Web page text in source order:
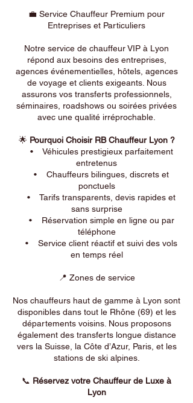
💼 Service Chauffeur Premium pour
Entreprises et Particuliers
Notre service de chauffeur VIP à Lyon
répond aux besoins des entreprises,
agences événementielles, hôtels, agences
de voyage et clients exigeants. Nous
assurons vos transferts professionnels,
séminaires, roadshows ou soirées privées
avec une qualité irréprochable.
🌟 Pourquoi Choisir RB Chauffeur Lyon ?
• Véhicules prestigieux parfaitement
entretenus
• Chauffeurs bilingues, discrets et
ponctuels
• Tarifs transparents, devis rapides et
sans surprise
• Réservation simple en ligne ou par
téléphone
• Service client réactif et suivi des vols
en temps réel
📍 Zones de service
Nos chauffeurs haut de gamme à Lyon sont
disponibles dans tout le Rhône (69) et les
départements voisins. Nous proposons
également des transferts longue distance
vers la Suisse, la Côte d’Azur, Paris, et les
stations de ski alpines.
📞 Réservez votre Chauffeur de Luxe à
Lyon